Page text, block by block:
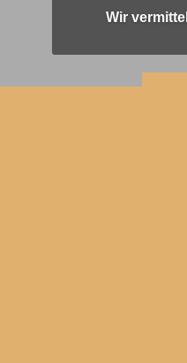
Wir